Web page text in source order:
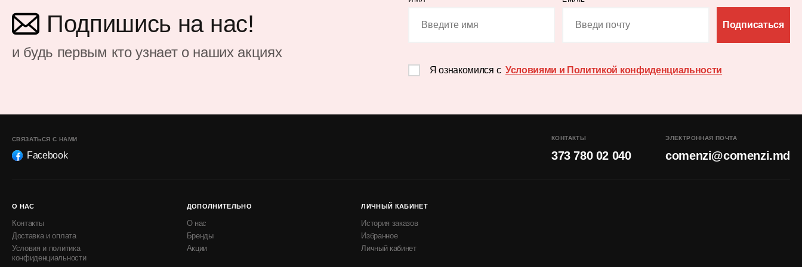
Подпишись на нас!
и будь первым кто узнает о наших акциях
Подписаться
Я ознакомился с Условиями и Политикой конфиденциальности
СВЯЗАТЬСЯ С НАМИ
Facebook
КОНТАКТЫ
373 780 02 040
ЭЛЕКТРОННАЯ ПОЧТА
comenzi@comenzi.md
О НАС
Контакты
Доставка и оплата
Условия и политика
конфиденциальности
ДОПОЛНИТЕЛЬНО
О нас
Бренды
Акции
ЛИЧНЫЙ КАБИНЕТ
История заказов
Избранное
Личный кабинет